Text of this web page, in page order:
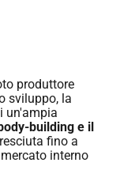
produttore
sviluppo, la
un'ampia
building e il
fino a
interno